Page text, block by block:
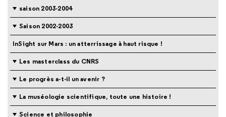
saison 2003-2004
Saison 2002-2003
InSight sur Mars : un atterrissage à haut risque !
Les masterclass du CNRS
Le progrès a-t-il un avenir ?
La muséologie scientifique, toute une histoire !
Science et philosophie